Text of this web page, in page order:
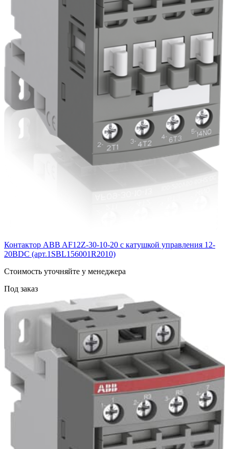
Контактор ABB AF12Z-30-10-20 с катушкой управления 12-
20BDC (арт.1SBL156001R2010)
Cтоимость уточняйте у менеджера
Под заказ